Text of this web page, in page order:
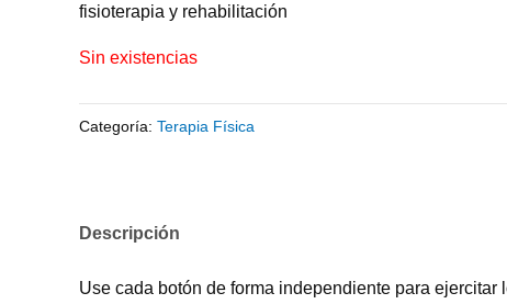
fisioterapia y rehabilitación
Sin existencias
Categoría: Terapia Física
Descripción
Use cada botón de forma independiente para